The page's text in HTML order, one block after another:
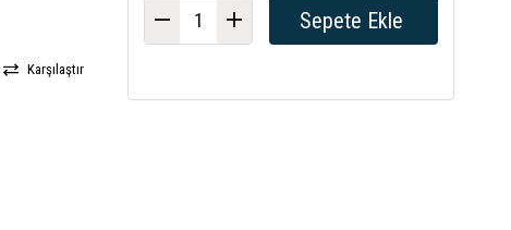
Karşılaştır